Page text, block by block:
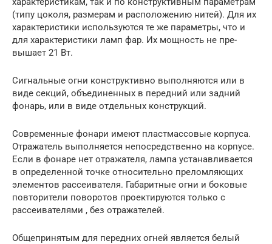
(типу цоколя, размерам и располо­жению нитей). Для их
характеристики используются те же па­раметры, что и
для характеристики ламп фар. Их мощность не пре­
вышает 21 Вт.
Сигнальные огни конструктивно выполняются или в
виде сек­ций, объединенных в передний или задний
фонарь, или в виде от­дельных конструкций.
Современные фонари имеют пластмассовые корпуса.
Отража­тель выполняется непосредственно на корпусе.
Если в фонаре нет отражателя, лампа устанавливается
в определенной точке относи­тельно преломляющих
элементов рассеивателя. Габаритные огни и боковые
повторители поворотов проектируются только с
рассеивателями , без отражателей.
Общепринятым для передних огней является белый